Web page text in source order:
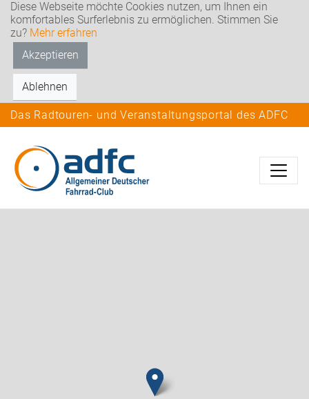
Diese Webseite möchte Cookies nutzen, um Ihnen ein
komfortables Surferlebnis zu ermöglichen. Stimmen Sie
zu? Mehr erfahren
Akzeptieren
Ablehnen
Das Radtouren- und Veranstaltungsportal des ADFC